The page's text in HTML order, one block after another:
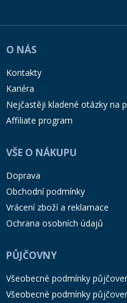
O NÁS
Kontakty
Kariéra
Nejčastěji kladené otázky na
Affiliate program
VŠE O NÁKUPU
Doprava
Obchodní podmínky
Vrácení zboží a reklamace
Ochrana osobních údajů
PŮJČOVNY
Všeobecné podmínky
Všeobecné podmínky